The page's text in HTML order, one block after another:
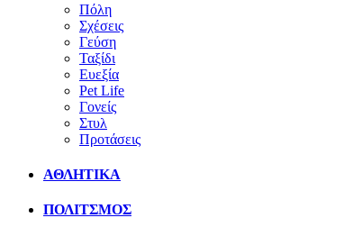
Πόλη
Σχέσεις
Γεύση
Ταξίδι
Ευεξία
Pet Life
Γονείς
Στυλ
Προτάσεις
ΑΘΛΗΤΙΚΑ
ΠΟΛΙΤΣΜΟΣ